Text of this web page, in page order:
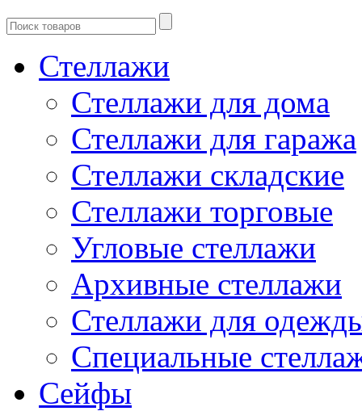
Стеллажи
Стеллажи для дома
Стеллажи для гаража
Стеллажи складские
Стеллажи торговые
Угловые стеллажи
Архивные стеллажи
Стеллажи для
Специальные
Сейфы